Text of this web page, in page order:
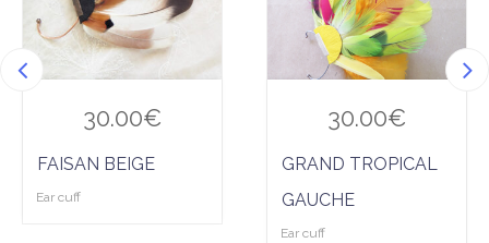
30.00€
FAISAN BEIGE
Ear cuff
30.00€
GRAND TROPICAL
GAUCHE
Ear cuff